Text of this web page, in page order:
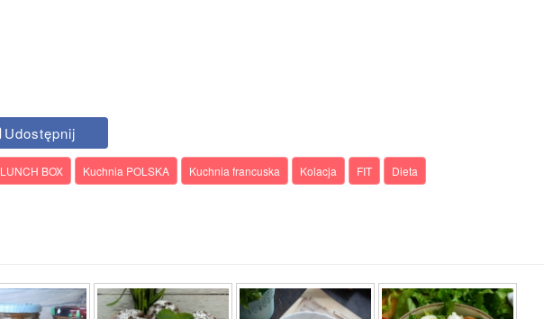
Udostępnij
LUNCH BOX Kuchnia POLSKA Kuchnia francuska Kolacja FIT Dieta